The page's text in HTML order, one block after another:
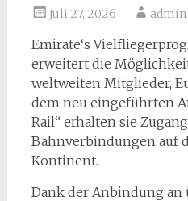
Juli 27, 2026 admin
Emirate‘s
erweitert die
weltweiten Mitglieder,
dem neu eingeführten
Rail“ erhalten sie
Bahnverbindungen auf
Kontinent.
Dank der Anbindung an